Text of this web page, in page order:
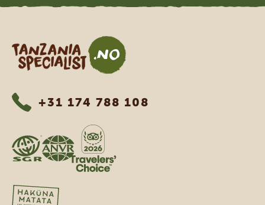
Tanzania Specialist
+31 174 788 108